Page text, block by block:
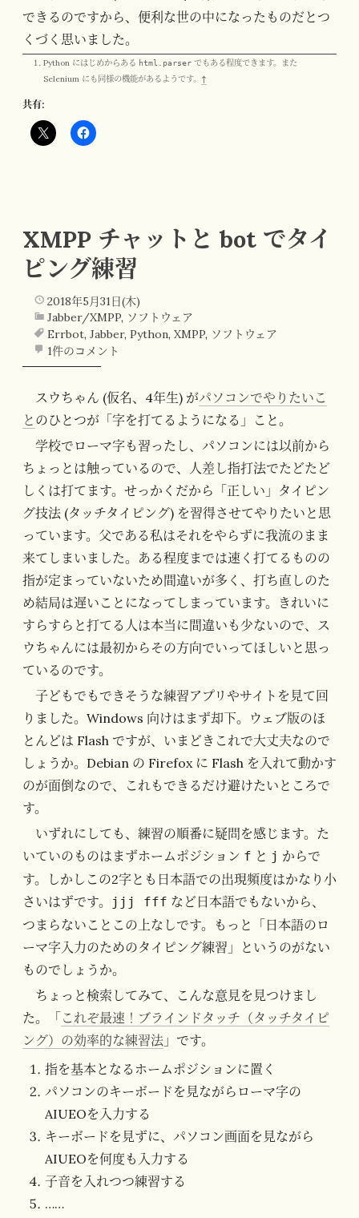
できるのですから、便利な世の中になったものだとつ
くづく思いました。
Python にはじめからある html.parser でもある程度できます。また
Selenium にも同様の機能があるようです。 ↑
共有:
XMPP チャットと bot でタイ
ピング練習
2018年5月31日(木)
Jabber/XMPP, ソフトウェア
Errbot, Jabber, Python, XMPP, ソフトウェア
1件のコメント
スウちゃん (仮名、4年生) がパソコンでやりたいこ
と のひとつが「字を打てるようになる」こと。
学校でローマ字も習ったし、パソコンには以前から
ちょっとは触っているので、人差し指打法でたどたど
しくは打てます。せっかくだから「正しい」タイピン
グ技法 (タッチタイピング) を習得させてやりたいと思
っています。父である私はそれをやらずに我流のまま
来てしまいました。ある程度までは速く打てるものの
指が定まっていないため間違いが多く、打ち直しのた
め結局は遅いことになってしまっています。きれいに
すらすらと打てる人は本当に間違いも少ないので、ス
ウちゃんには最初からその方向でいってほしいと思っ
ているのです。
子どもでもできそうな練習アプリやサイトを見て回
りました。Windows 向けはまず却下。ウェブ版のほ
とんどは Flash ですが、いまどきこれで大丈夫なので
しょうか。Debian の Firefox に Flash を入れて動かす
のが面倒なので、これもできるだけ避けたいところで
す。
いずれにしても、練習の順番に疑問を感じます。た
いていのものはまずホームポジション f と j からで
す。しかしこの2字とも日本語での出現頻度はかなり小
さいはずです。
jjj fff など日本語でもないから、
つまらないことこの上なしです。もっと「日本語のロ
ーマ字入力のためのタイピング練習」というのがない
ものでしょうか。
ちょっと検索してみて、こんな意見を見つけまし
た。「 これぞ最速！ブラインドタッチ（タッチタイピ
ング）の効率的な練習法 」です。
指を基本となるホームポジションに置く
パソコンのキーボードを見ながらローマ字の
AIUEOを入力する
キーボードを見ずに、パソコン画面を見ながら
AIUEOを何度も入力する
子音を入れつつ練習する
……